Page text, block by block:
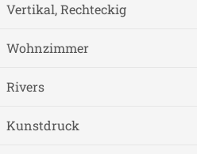
Vertikal, Rechteckig
Wohnzimmer
Rivers
Kunstdruck